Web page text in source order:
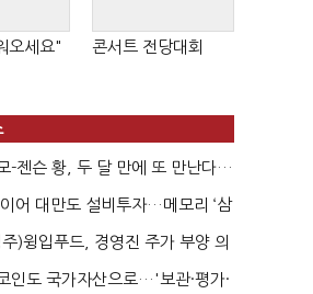
오세요" 콘서트 전당대회
-젠슨 황, 두 달 만에 또 만난다…
등 논...
어 대만도 설비투자…메모리 ‘삼
’
)윙입푸드, 경영진 주가 부양 의
한가...
인도 국가자산으로…'보관·평가·